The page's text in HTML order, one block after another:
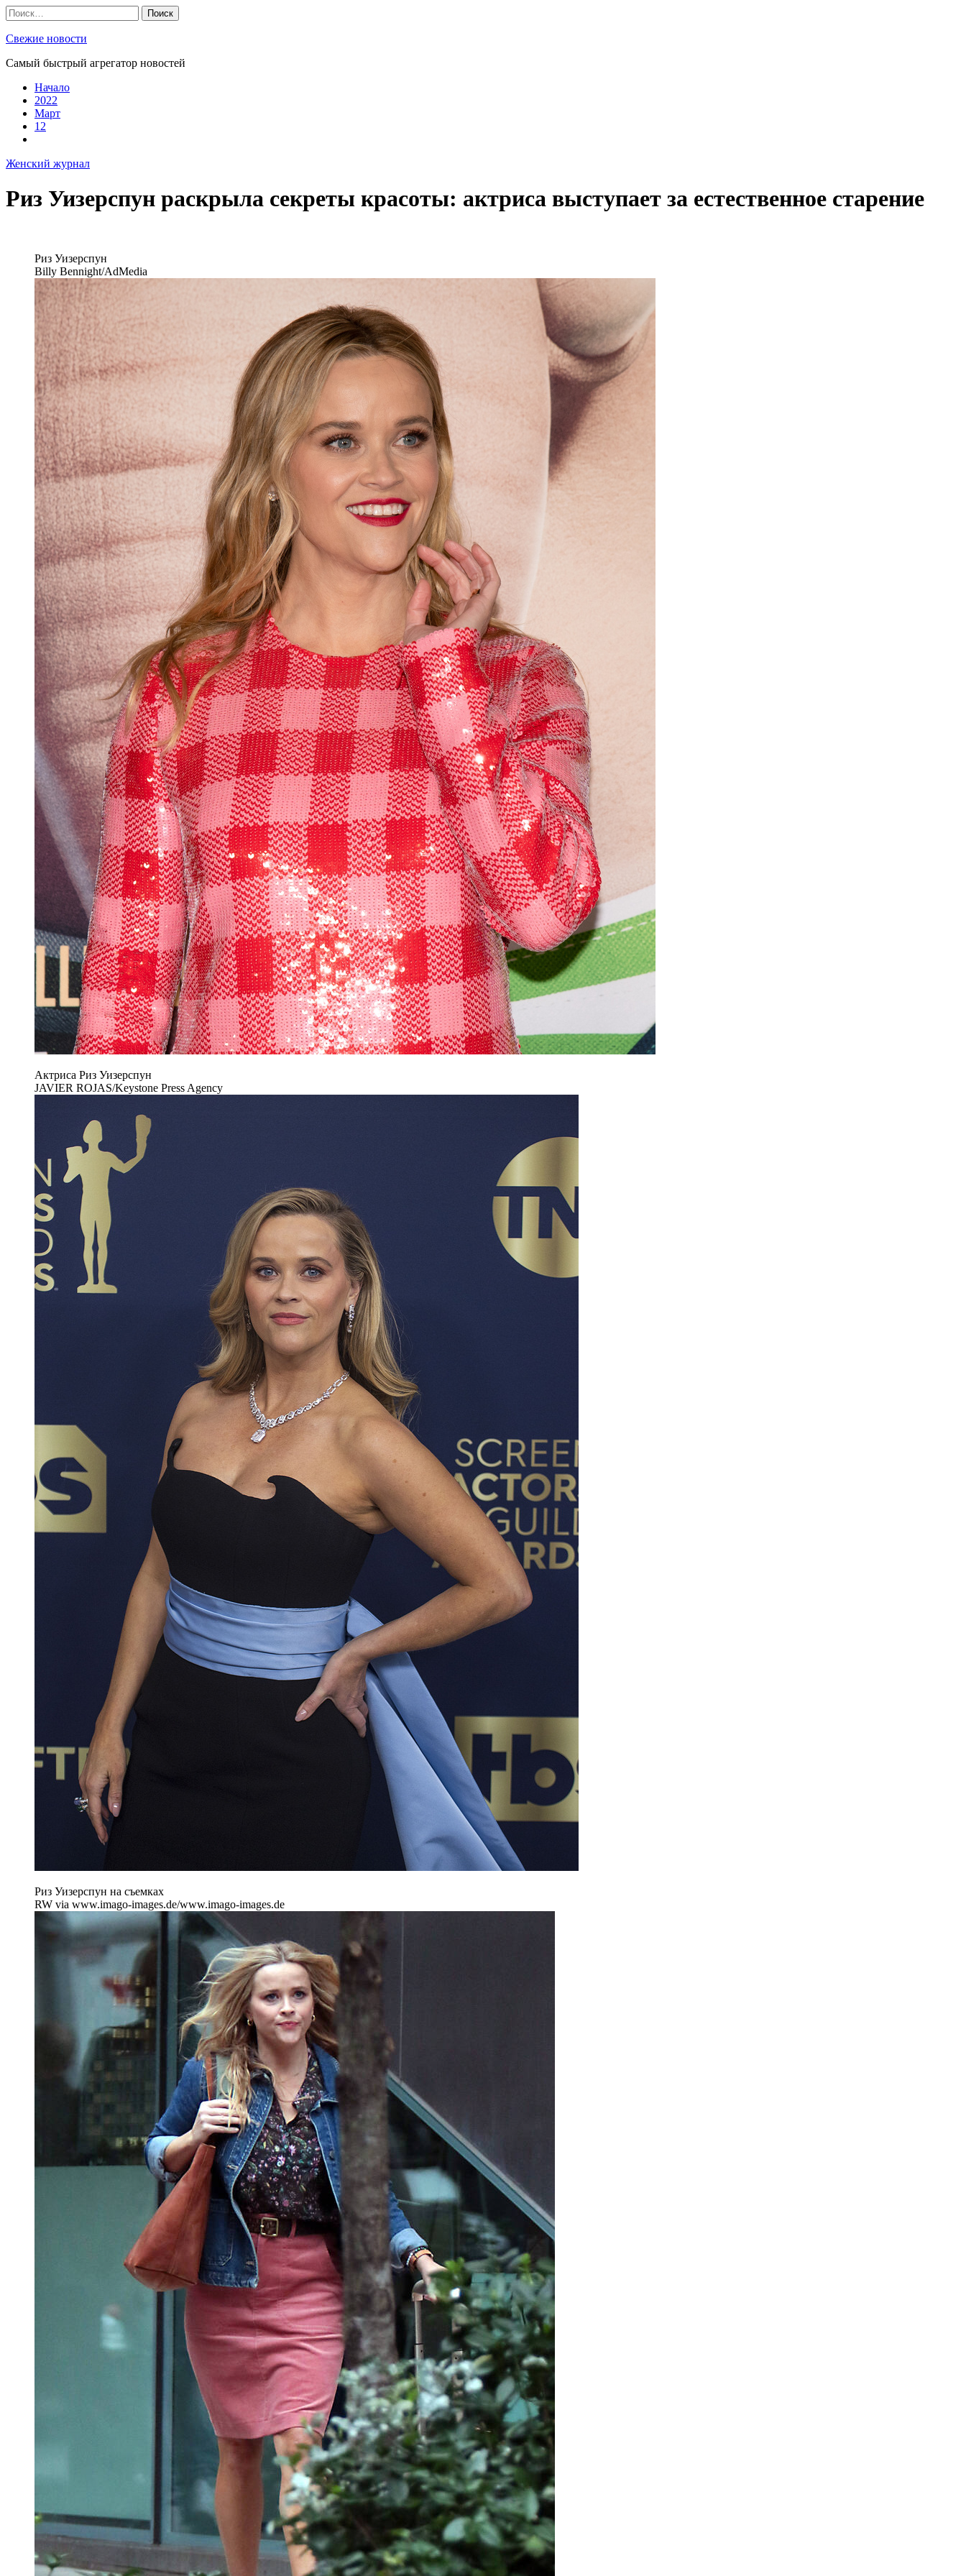
Skip
to
content
Найти:
Свежие новости
Самый быстрый агрегатор новостей
Начало
2022
Март
12
Женский журнал
Риз Уизерспун раскрыла секреты красоты: актриса выступает за естественное старение
Риз Уизерспун
Billy Bennight/AdMedia
Актриса Риз Уизерспун
JAVIER ROJAS/Keystone Press Agency
Риз Уизерспун на съемках
RW via www.imago-images.de/www.imago-images.de